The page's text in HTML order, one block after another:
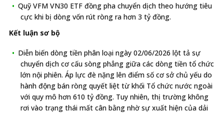
Quỹ VFM VN30 ETF đồng pha chuyển dịch theo hướng tiêu
cực khi bị dòng vốn rút ròng ra hơn 3 tỷ đồng.
Kết luận sơ bộ
Diễn biến dòng tiền phân loại ngày 02/06/2026 lột tả sự
chuyển dịch cơ cấu sòng phẳng giữa các dòng tiền tổ chức
lớn nội phiên. Áp lực đè nặng lên điểm số cơ sở chủ yếu do
hành động bán ròng quyết liệt từ khối Tổ chức nước ngoài
với quy mô hơn 610 tỷ đồng. Tuy nhiên, thị trường không
rơi vào trạng thái mất cân bằng nhờ sự xuất hiện của dải